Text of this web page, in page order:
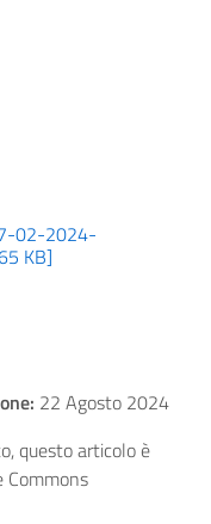
02-2024-
KB]
22 Agosto 2024
questo articolo è
Commons